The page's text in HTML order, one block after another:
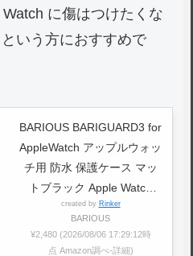
に傷はつけたくな
いう方におすすめで
BARIOUS BARIGUARD3 for
AppleWatch アップルウォッ
チ用 防水 保護ケース マッ
トブラック Apple Watch
Series6 Series5 Series4 SE
created by Rinker
BARIOUS
¥2,480 (2026/08/06 17:29:12時
点 Amazon調べ-詳細)